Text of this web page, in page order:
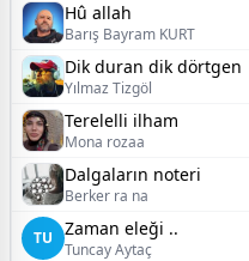
Hû allah
Barış Bayram KURT
Dik duran dik dörtgen
Yılmaz Tizgöl
Terelelli ilham
Mona rozaa
Dalgaların noteri
Berker ra na
TU Zaman eleği ..
Tuncay Aytaç